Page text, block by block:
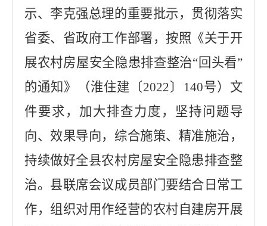
示、李克强总理的重要批示，贯彻落实
省委、省政府工作部署，按照《关于开
展农村房屋安全隐患排查整治“回头看”
的通知》（淮住建〔 2022 〕 140号）文
件要求，加大排查力度，坚持问题导
向、效果导向，综合施策、精准施治，
持续做好全县农村房屋安全隐患排查整
治。县联席会议成员部门要结合日常工
作，组织对用作经营的农村自建房开展